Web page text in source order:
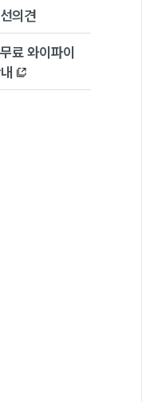
의견
료 와이파이